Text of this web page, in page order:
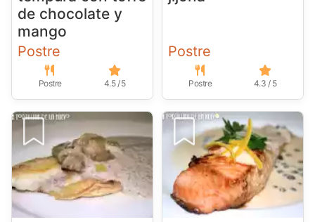
de chocolate y
mango
Postre
Postre 4.5 / 5
Postre
Postre 4.3 / 5